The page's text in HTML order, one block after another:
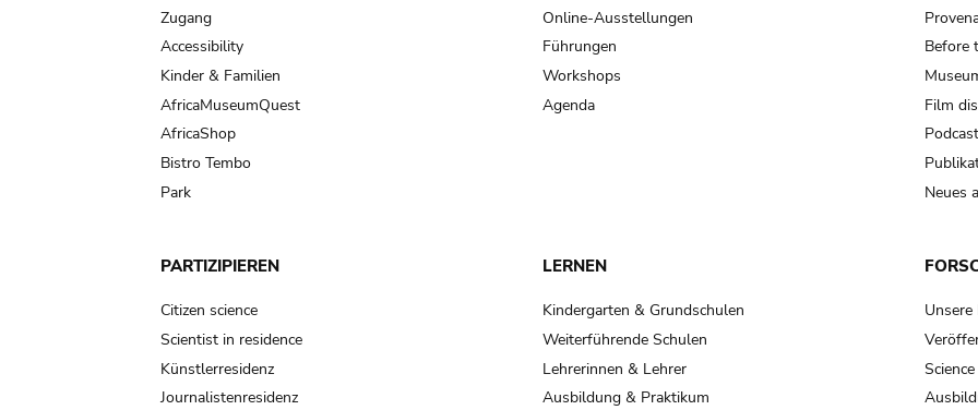
Zugang
Accessibility
Kinder & Familien
AfricaMuseumQuest
AfricaShop
Bistro Tembo
Park
Online-Ausstellungen
Führungen
Workshops
Agenda
Before
Film
Neues
PARTIZIPIEREN
Citizen science
Scientist in residence
Künstlerresidenz
Journalistenresidenz
LERNEN
Kindergarten & Grundschulen
Weiterführende Schulen
Lehrerinnen & Lehrer
Ausbildung & Praktikum